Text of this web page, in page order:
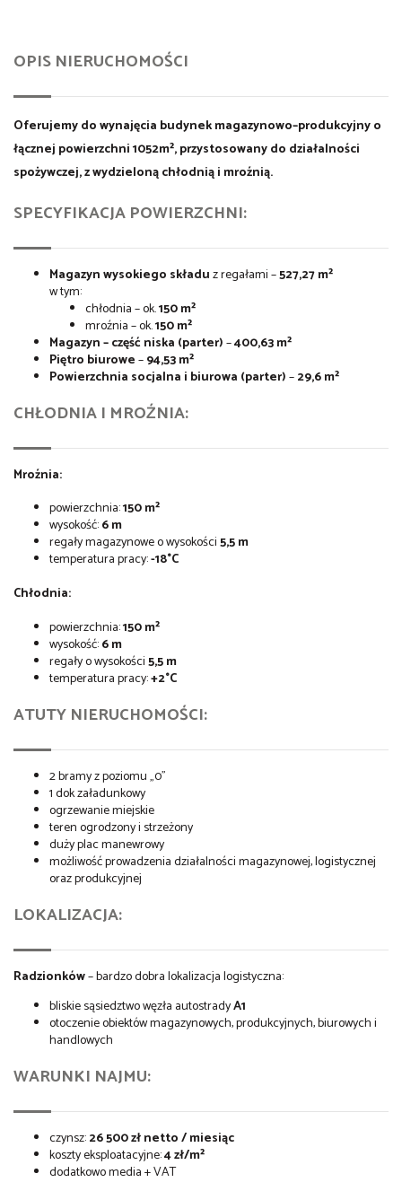
OPIS NIERUCHOMOŚCI
Oferujemy do wynajęcia budynek magazynowo–produkcyjny o
łącznej powierzchni1052m², przystosowany do działalności
spożywczej, z wydzieloną chłodnią i mroźnią.
SPECYFIKACJA POWIERZCHNI:
Magazyn wysokiego składuz regałami –527,27 m²
w tym:
chłodnia – ok.150 m²
mroźnia – ok.150 m²
Magazyn – część niska (parter)–400,63 m²
Piętro biurowe–94,53 m²
Powierzchnia socjalna i biurowa (parter)–29,6 m²
CHŁODNIA I MROŹNIA:
Mroźnia:
powierzchnia:150 m²
wysokość:6 m
regały magazynowe o wysokości5,5 m
temperatura pracy:-18°C
Chłodnia:
powierzchnia:150 m²
wysokość:6 m
regały o wysokości5,5 m
temperatura pracy:+2°C
ATUTY NIERUCHOMOŚCI:
2 bramy z poziomu „0”
1 dok załadunkowy
ogrzewanie miejskie
teren ogrodzony i strzeżony
duży plac manewrowy
możliwość prowadzenia działalności magazynowej, logistycznej
oraz produkcyjnej
LOKALIZACJA:
Radzionków– bardzo dobra lokalizacja logistyczna:
bliskie sąsiedztwo węzła autostradyA1
otoczenie obiektów magazynowych, produkcyjnych, biurowych i
handlowych
WARUNKI NAJMU:
czynsz:26 500 zł netto / miesiąc
koszty eksploatacyjne:4 zł/m²
dodatkowo media + VAT